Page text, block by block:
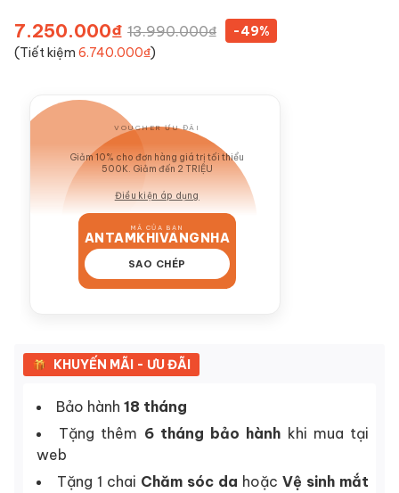
7.250.000₫ 13.990.000₫
-49%
(Tiết kiệm 6.740.000₫)
VOUCHER ƯU ĐÃI
Giảm 10% cho đơn hàng giá trị tối thiểu
500K. Giảm đến 2 TRIỆU
Điều kiện áp dụng
MÃ CỦA BẠN
ANTAMKHIVANGNHA
SAO CHÉP
KHUYẾN MÃI - ƯU ĐÃI
Bảo hành 18 tháng
Tặng thêm 6 tháng bảo hành khi mua tại
web
Tặng 1 chai Chăm sóc da hoặc Vệ sinh mắt